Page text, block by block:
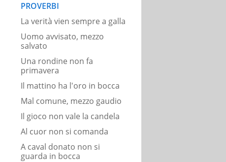
PROVERBI
La verità vien sempre a galla
Uomo avvisato, mezzo
salvato
Una rondine non fa
primavera
Il mattino ha l'oro in bocca
Mal comune, mezzo gaudio
Il gioco non vale la candela
Al cuor non si comanda
A caval donato non si
guarda in bocca